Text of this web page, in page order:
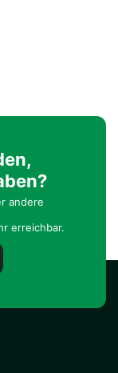
andere
erreichbar.